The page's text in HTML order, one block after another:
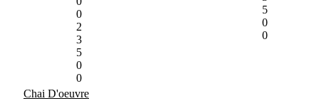
0
2
3
5
0
0
5
0
0
Chai D'oeuvre